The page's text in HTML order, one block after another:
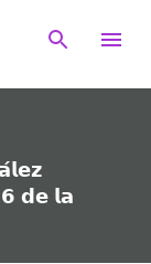
𝗱𝗲 𝗹𝗮